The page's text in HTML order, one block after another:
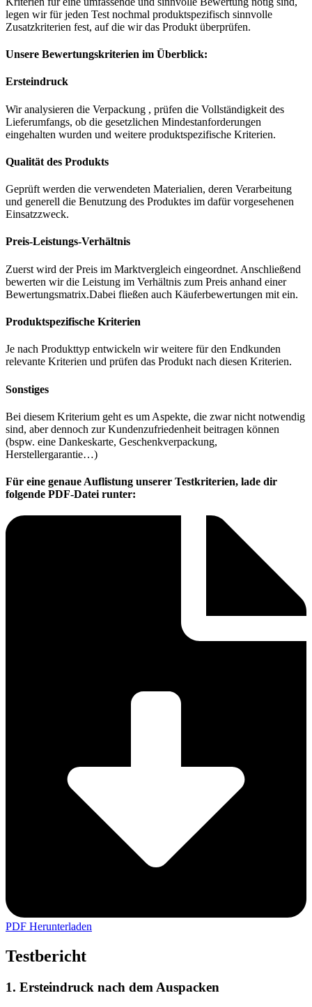
legen wir für jeden Test nochmal produktspezifisch sinnvolle
Zusatzkriterien fest, auf die wir das Produkt überprüfen.
Unsere Bewertungskriterien im Überblick:
Ersteindruck
Wir analysieren die Verpackung , prüfen die Vollständigkeit des
Lieferumfangs, ob die gesetzlichen Mindestanforderungen
eingehalten wurden und weitere produktspezifische Kriterien.
Qualität des Produkts
Geprüft werden die verwendeten Materialien, deren Verarbeitung
und generell die Benutzung des Produktes im dafür vorgesehenen
Einsatzzweck.
Preis-Leistungs-Verhältnis
Zuerst wird der Preis im Marktvergleich eingeordnet. Anschließend
bewerten wir die Leistung im Verhältnis zum Preis anhand einer
Bewertungsmatrix.Dabei fließen auch Käuferbewertungen mit ein.
Produktspezifische Kriterien
Je nach Produkttyp entwickeln wir weitere für den Endkunden
relevante Kriterien und prüfen das Produkt nach diesen Kriterien.
Sonstiges
Bei diesem Kriterium geht es um Aspekte, die zwar nicht notwendig
sind, aber dennoch zur Kundenzufriedenheit beitragen können
(bspw. eine Dankeskarte, Geschenkverpackung,
Herstellergarantie…)
Für eine genaue Auflistung unserer Testkriterien, lade dir
folgende PDF-Datei runter:
PDF Herunterladen
Testbericht
1. Ersteindruck nach dem Auspacken